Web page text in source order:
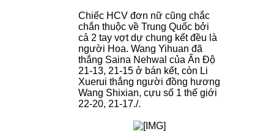
Chiếc HCV đơn nữ cũng chắc
chắn thuộc về Trung Quốc bởi
cả 2 tay vợt dự chung kết đều là
người Hoa. Wang Yihuan đã
thắng Saina Nehwal của Ấn Độ
21-13, 21-15 ở bán kết, còn Li
Xuerui thắng người đồng hương
Wang Shixian, cựu số 1 thế giới
22-20, 21-17./.